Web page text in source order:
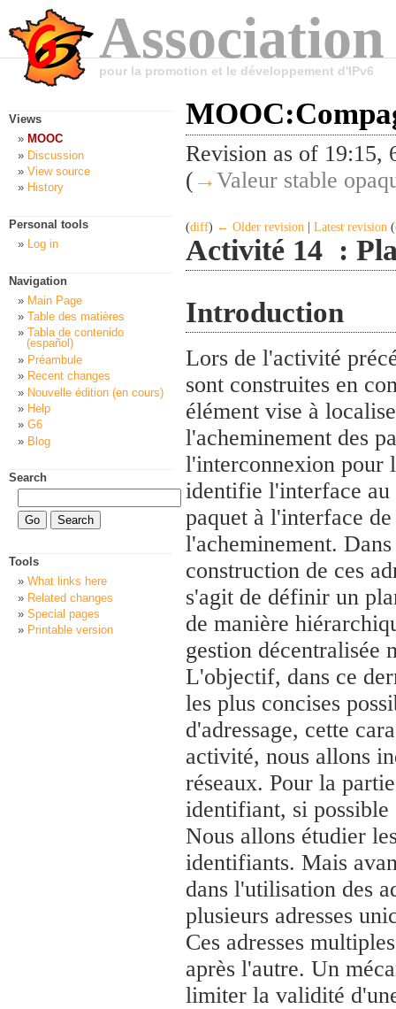
pour la promotion et le développement d'IPv6
Revision as of 19:15,
( →Valeur stable
(diff) ← Older revision Latest revision (
Activité 14 :
Introduction
Lors de l'activité
sont construites en
élément vise à
l'acheminement des
l'interconnexion pour
identifie l'interface au
paquet à l'interface
l'acheminement.
construction de ces
s'agit de définir un
de manière
gestion décentralisée
L'objectif, dans ce
les plus concises
d'adressage, cette
activité, nous allons
réseaux. Pour la
identifiant, si
Nous allons étudier
identifiants. Mais
dans l'utilisation des
plusieurs adresses
Ces adresses
après l'autre. Un
limiter la validité
Views
MOOC
Discussion
View source
History
Personal tools
Log in
Navigation
Main Page
Table des matières
Tabla de contenido
(español)
Préambule
Recent changes
Nouvelle édition (en cours)
Help
G6
Blog
Search
Tools
What links here
Related changes
Special pages
Printable version